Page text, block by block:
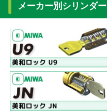
メーカー別シリンダー